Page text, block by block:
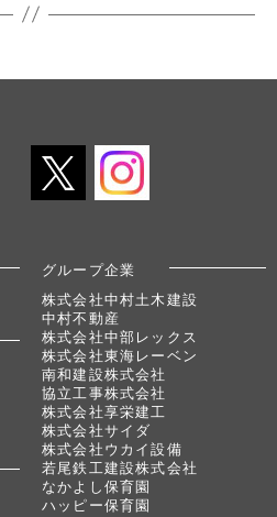
グループ企業
株式会社中村土木建設
中村不動産
株式会社中部レックス
株式会社東海レーベン
南和建設株式会社
協立工事株式会社
株式会社享栄建工
株式会社サイダ
株式会社ウカイ設備
若尾鉄工建設株式会社
なかよし保育園
ハッピー保育園